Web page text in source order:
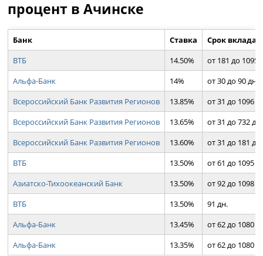
процент в Ачинске
Банк Ставка
Срок вклада
ВТБ
14.50%
от 181 до 1095
Альфа-Банк
14%
от 30 до 90 дн.
Всероссийский Банк Развития Регионов
13.85%
от 31 до 1096
Всероссийский Банк Развития Регионов
13.65%
от 31 до 732 дн.
Всероссийский Банк Развития Регионов
13.60%
от 31 до 181 дн.
ВТБ
13.50%
от 61 до 1095
Азиатско-Тихоокеанский Банк
13.50%
от 92 до 1098
ВТБ
13.50%
91 дн.
Альфа-Банк
13.45%
от 62 до 1080
Альфа-Банк
13.35% от 62 до 1080